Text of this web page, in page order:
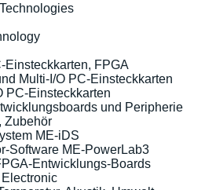
Einsteckkarten, FPGA
Multi-I/O PC-Einsteckkarten
PC-Einsteckkarten
und Peripherie
Zubehör
ME-iDS
Software ME-PowerLab3
Entwicklungs-Boards